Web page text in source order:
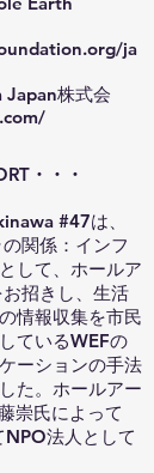
ja
株式会
・・・
#47は、
関係：インフ
して、ホールア
招きし、生活
情報収集を市民
ているWEFの
ーションの手法
た。ホールアー
崇氏によって
法人として